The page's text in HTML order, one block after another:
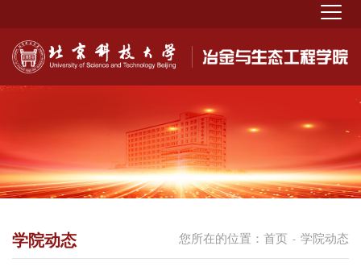
您所在的位置： 首页 - 学院动态
学院动态